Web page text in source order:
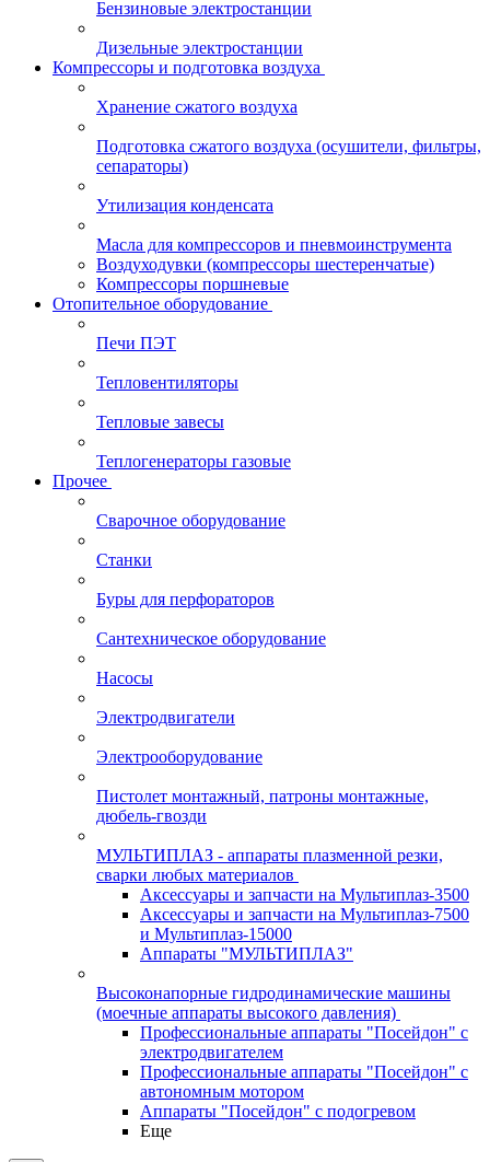
Бензиновые электростанции
Дизельные электростанции
Компрессоры и подготовка воздуха
Хранение сжатого воздуха
Подготовка сжатого воздуха (осушители, фильтры,
сепараторы)
Утилизация конденсата
Масла для компрессоров и пневмоинструмента
Воздуходувки (компрессоры шестеренчатые)
Компрессоры поршневые
Отопительное оборудование
Печи ПЭТ
Тепловентиляторы
Тепловые завесы
Теплогенераторы газовые
Прочее
Сварочное оборудование
Станки
Буры для перфораторов
Сантехническое оборудование
Насосы
Электродвигатели
Электрооборудование
Пистолет монтажный, патроны монтажные,
дюбель-гвозди
МУЛЬТИПЛАЗ - аппараты плазменной резки,
сварки любых материалов
Аксессуары и запчасти на Мультиплаз-3500
Аксессуары и запчасти на Мультиплаз-7500
и Мультиплаз-15000
Аппараты "МУЛЬТИПЛАЗ"
Высоконапорные гидродинамические машины
(моечные аппараты высокого давления)
Профессиональные аппараты "Посейдон" с
электродвигателем
Профессиональные аппараты "Посейдон" с
автономным мотором
Аппараты "Посейдон" с подогревом
Еще